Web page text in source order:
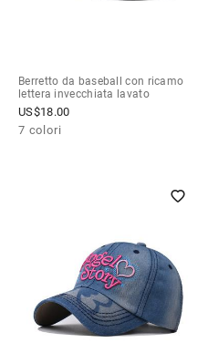
Berretto da baseball con ricamo
lettera invecchiata lavato
US$18.00
7 colori